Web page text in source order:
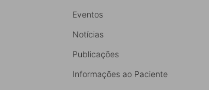
Eventos
Notícias
Publicações
Informações ao Paciente